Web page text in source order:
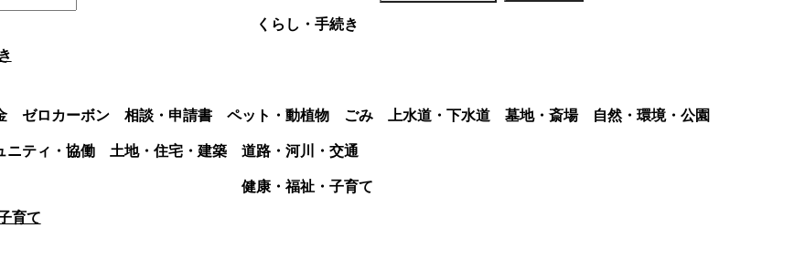
くらし・手続き
ゼロカーボン 相談・申請書 ペット・動植物 ごみ 上水道・下水道 墓地・斎場
自然・環境・公園
ニティ・協働
土地・住宅・建築
道路・河川・交通
健康・福祉・子育て
育て